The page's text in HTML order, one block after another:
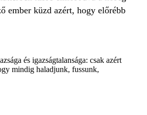
ember küzd azért, hogy előrébb
és igazságtalansága: csak azért
mindig haladjunk, fussunk,